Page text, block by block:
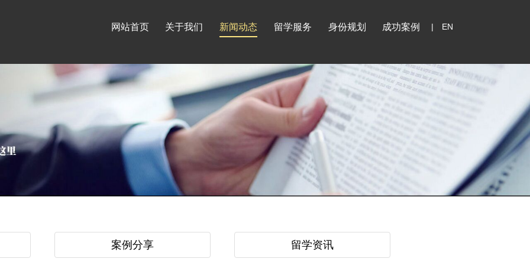
网站首页 关于我们 新闻动态 留学服务 身份规划 成功案例 | EN
案例分享 留学资讯